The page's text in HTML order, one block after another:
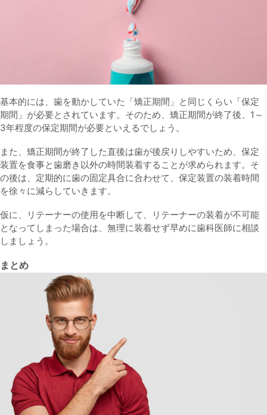
基本的には、歯を動かしていた「矯正期間」と同じくらい「保定
期間」が必要とされています。そのため、矯正期間が終了後、1～
3年程度の保定期間が必要といえるでしょう。
また、矯正期間が終了した直後は歯が後戻りしやすいため、保定
装置を食事と歯磨き以外の時間装着することが求められます。そ
の後は、定期的に歯の固定具合に合わせて、保定装置の装着時間
を徐々に減らしていきます。
仮に、リテーナーの使用を中断して、リテーナーの装着が不可能
となってしまった場合は、無理に装着せず早めに歯科医師に相談
しましょう。
まとめ